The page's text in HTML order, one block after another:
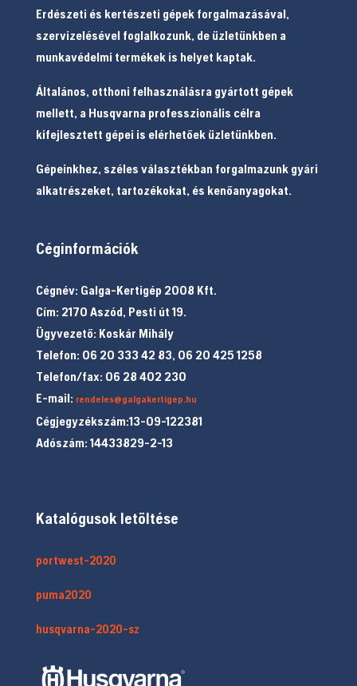
Erdészeti és kertészeti gépek forgalmazásával,
szervizelésével foglalkozunk, de üzletünkben a
munkavédelmi termékek is helyet kaptak.
Általános, otthoni felhasználásra gyártott gépek
mellett, a Husqvarna professzionális célra
kifejlesztett gépei is elérhetőek üzletünkben.
Gépeinkhez, széles választékban forgalmazunk gyári
alkatrészeket, tartozékokat, és kenőanyagokat.
Céginformációk
Cégnév: Galga-Kertigép 2008 Kft.
Cím: 2170 Aszód, Pesti út 19.
Ügyvezető: Koskár Mihály
Telefon: 06 20 333 42 83, 06 20 425 1258
Telefon/fax: 06 28 402 230
E-mail: rendeles@galgakertigep.hu
Cégjegyzékszám:13-09-122381
Adószám: 14433829-2-13
Katalógusok letöltése
portwest-2020
puma2020
husqvarna-2020-sz